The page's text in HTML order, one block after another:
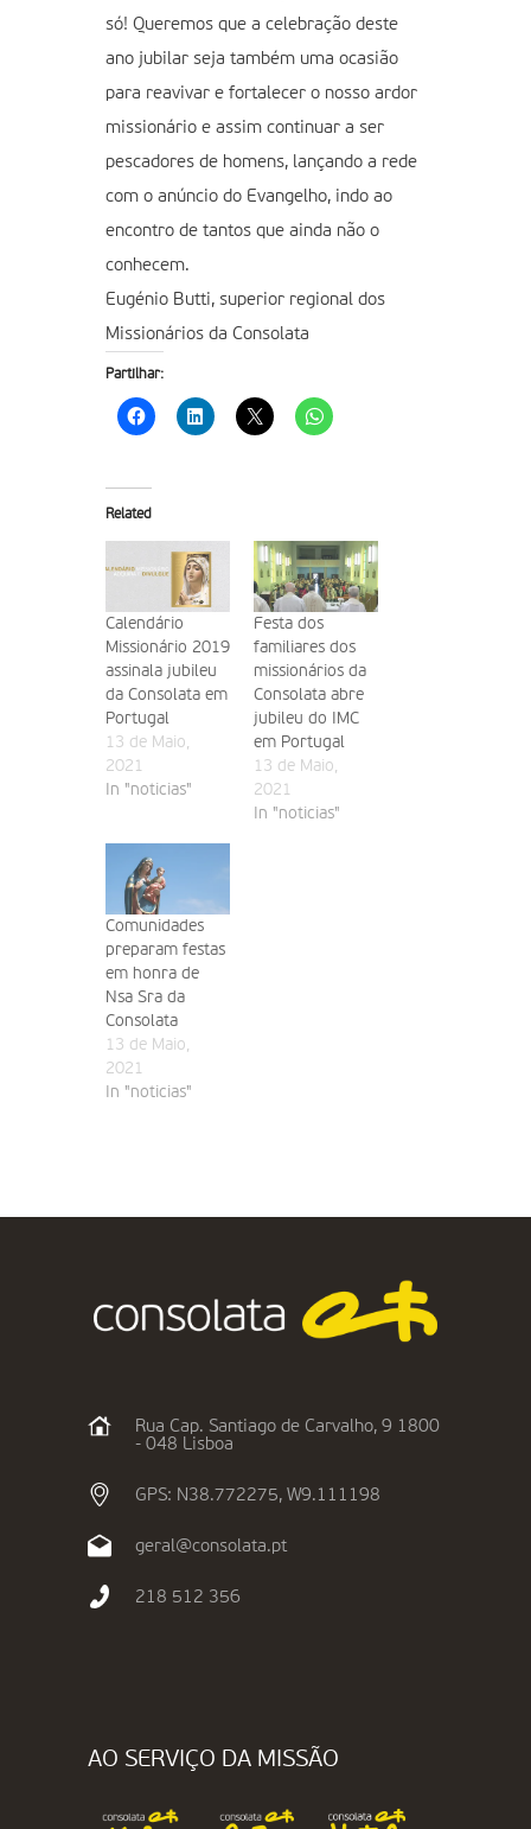
só! Queremos que a celebração deste
ano jubilar seja também uma ocasião
para reavivar e fortalecer o nosso ardor
missionário e assim continuar a ser
pescadores de homens, lançando a rede
com o anúncio do Evangelho, indo ao
encontro de tantos que ainda não o
conhecem.
Eugénio Butti, superior regional dos
Missionários da Consolata
Partilhar:
Related
Calendário
Missionário 2019
assinala jubileu
da Consolata em
Portugal
13 de Maio,
2021
In "noticias"
Festa dos
familiares dos
missionários da
Consolata abre
jubileu do IMC
em Portugal
13 de Maio,
2021
In "noticias"
Comunidades
preparam festas
em honra de
Nsa Sra da
Consolata
13 de Maio,
2021
In "noticias"
Rua Cap. Santiago de Carvalho, 9 1800
- 048 Lisboa
GPS: N38.772275, W9.111198
geral@consolata.pt
218 512 356
AO SERVIÇO DA MISSÃO